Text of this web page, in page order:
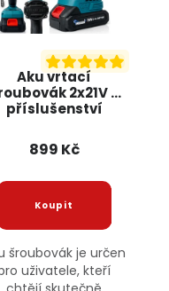
Aku vrtací
2x21V +
příslušenství
899 Kč
šroubovák je určen
uživatele, kteří